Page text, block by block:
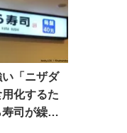
「ニザダ
化するた
司が繰り